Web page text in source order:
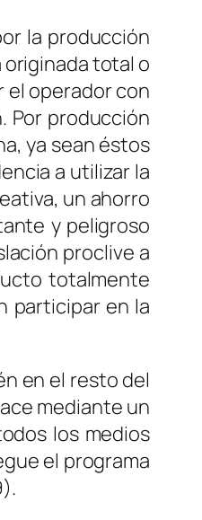
la producción
originada total o
el operador con
Por producción
ya sean éstos
a utilizar la
un ahorro
y peligroso
proclive a
totalmente
participar en la
en el resto del
mediante un
los medios
el programa